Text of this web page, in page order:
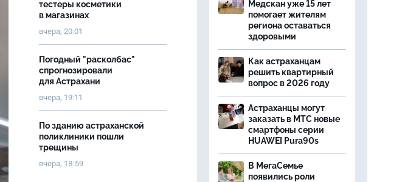
тестеры косметики
в магазинах
вчера, 20:01
Погодный "расколбас"
спрогнозировали
для Астрахани
вчера, 19:11
По зданию астраханской
поликлиники пошли
трещины
вчера, 18:59
Медскан уже 15 лет
помогает жителям
региона оставаться
здоровыми
Как астраханцам
решить квартирный
вопрос в 2026 году
Астраханцы могут
заказать в МТС новые
смартфоны серии
HUAWEI Pura90s
В МегаСемье
появились роли